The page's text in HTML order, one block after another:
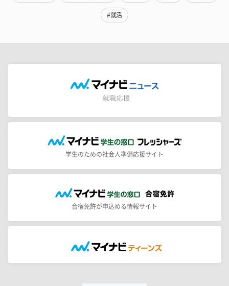
#就活
学生のための社会人準備応援サイト
合宿免許が申込める情報サイト